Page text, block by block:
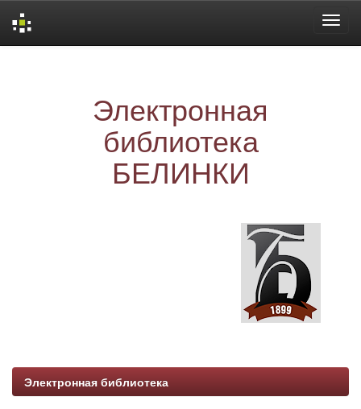
Электронная
библиотека
БЕЛИНКИ
Электронная библиотека